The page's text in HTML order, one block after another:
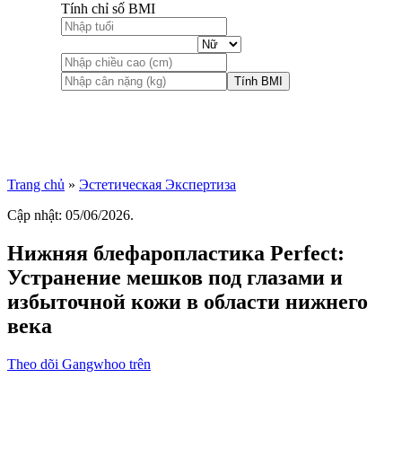
Tính chỉ số BMI
Tính BMI
Trang chủ » Эстетическая Экспертиза
Cập nhật: 05/06/2026.
Нижняя блефаропластика Perfect:
Устранение мешков под глазами и
избыточной кожи в области нижнего
века
Theo dõi Gangwhoo trên